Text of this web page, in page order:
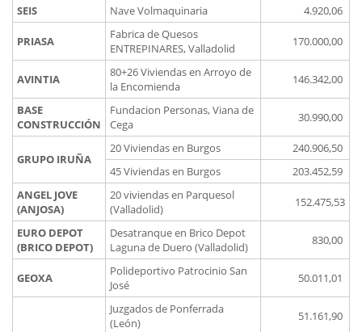
SEIS
Nave Volmaquinaria 4.920,06
PRIASA
Fabrica de Quesos
ENTREPINARES, Valladolid
170.000,00
AVINTIA
80+26 Viviendas en Arroyo de
la Encomienda
146.342,00
BASE
CONSTRUCCIÓN
Fundacion Personas, Viana de
Cega
30.990,00
GRUPO IRUÑA
20 Viviendas en Burgos
240.906,50
45 Viviendas en Burgos
203.452,59
ANGEL JOVE
(ANJOSA)
20 viviendas en Parquesol
(Valladolid)
152.475,53
EURO DEPOT
(BRICO DEPOT)
Desatranque en Brico Depot
Laguna de Duero (Valladolid)
830,00
GEOXA
Polideportivo Patrocinio San
José
50.011,01
Juzgados de Ponferrada
(León)
51.161,90